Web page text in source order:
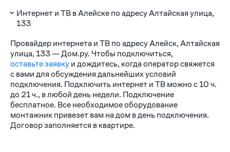
Интернет и ТВ в Алейске по адресу Алтайская улица,
133
Провайдер интернета и ТВ по адресу Алейск, Алтайская
улица, 133 — Дом.ру. Чтобы подключиться,
оставьте заявкуи дождитесь, когда оператор свяжется
с вами для обсуждения дальнейших условий
подключения. Подключить интернет и ТВ можно с 10 ч.
до 21 ч., в любой день недели. Подключение
бесплатное. Все необходимое оборудование
монтажник привезет вам на дом в день подключения.
Договор заполняется в квартире.